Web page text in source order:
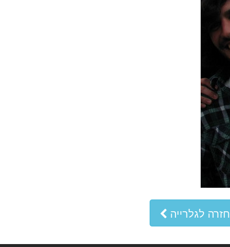
חזרה לגלרייה